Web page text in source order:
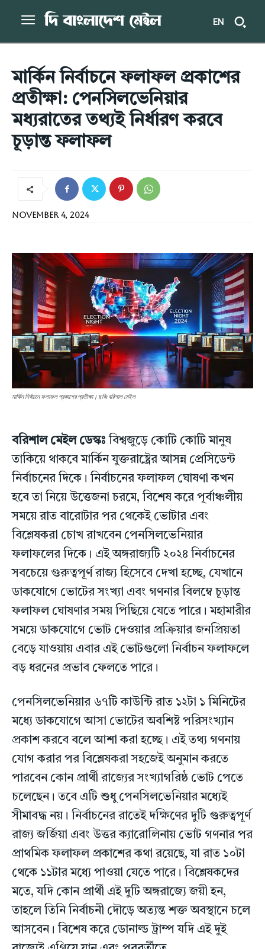
EN
মার্কিন নির্বাচনে ফলাফল প্রকাশের
প্রতীক্ষা: পেনসিলভেনিয়ার
মধ্যরাতের তথ্যই নির্ধারণ করবে
চূড়ান্ত ফলাফল
November 4, 2024
মার্কিন নির্বাচনে ফলাফল প্রকাশের প্রতীক্ষা। ছবিঃ বরিশাল মেইল
বরিশাল মেইল ডেস্কঃ বিশ্বজুড়ে কোটি কোটি মানুষ
তাকিয়ে থাকবে মার্কিন যুক্তরাষ্ট্রের আসন্ন প্রেসিডেন্ট
নির্বাচনের দিকে। নির্বাচনের ফলাফল ঘোষণা কখন
হবে তা নিয়ে উত্তেজনা চরমে, বিশেষ করে পূর্বাঞ্চলীয়
সময়ে রাত বারোটার পর থেকেই ভোটার এবং
বিশ্লেষকরা চোখ রাখবেন পেনসিলভেনিয়ার
ফলাফলের দিকে। এই অঙ্গরাজ্যটি ২০২৪ নির্বাচনের
সবচেয়ে গুরুত্বপূর্ণ রাজ্য হিসেবে দেখা হচ্ছে, যেখানে
ডাকযোগে ভোটের সংখ্যা এবং গণনার বিলম্বে চূড়ান্ত
ফলাফল ঘোষণার সময় পিছিয়ে যেতে পারে। মহামারীর
সময়ে ডাকযোগে ভোট দেওয়ার প্রক্রিয়ার জনপ্রিয়তা
বেড়ে যাওয়ায় এবার এই ভোটগুলো নির্বাচন ফলাফলে
বড় ধরনের প্রভাব ফেলতে পারে।
পেনসিলভেনিয়ার ৬৭টি কাউন্টি রাত ১২টা ১ মিনিটের
মধ্যে ডাকযোগে আসা ভোটের অবশিষ্ট পরিসংখ্যান
প্রকাশ করবে বলে আশা করা হচ্ছে। এই তথ্য গণনায়
যোগ করার পর বিশ্লেষকরা সহজেই অনুমান করতে
পারবেন কোন প্রার্থী রাজ্যের সংখ্যাগরিষ্ঠ ভোট পেতে
চলেছেন। তবে এটি শুধু পেনসিলভেনিয়ার মধ্যেই
সীমাবদ্ধ নয়। নির্বাচনের রাতেই দক্ষিণের দুটি গুরুত্বপূর্ণ
রাজ্য জর্জিয়া এবং উত্তর ক্যারোলিনায় ভোট গণনার পর
প্রাথমিক ফলাফল প্রকাশের কথা রয়েছে, যা রাত ১০টা
থেকে ১১টার মধ্যে পাওয়া যেতে পারে। বিশ্লেষকদের
মতে, যদি কোন প্রার্থী এই দুটি অঙ্গরাজ্যে জয়ী হন,
তাহলে তিনি নির্বাচনী দৌড়ে অত্যন্ত শক্ত অবস্থানে চলে
আসবেন। বিশেষ করে ডোনাল্ড ট্রাম্প যদি এই দুই